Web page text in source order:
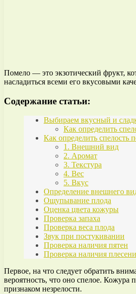
Помело — это экзотический фрукт,
насладиться всеми его вкусовыми
Содержание статьи:
Выбираем вкусный и
Как определить
Как определить спелость
1. Внешний вид
2. Аромат
3. Текстура
4. Вес
5. Вкус
Определение внешнего
Ощупывание плода
Оценка цвета кожуры
Проверка запаха
Проверка веса плода
Звук при постукивании
Проверка наличия пятен
Проверка наличия плесени
Первое, на что следует обратить
вероятность, что оно спелое. Кожура
признаком незрелости.